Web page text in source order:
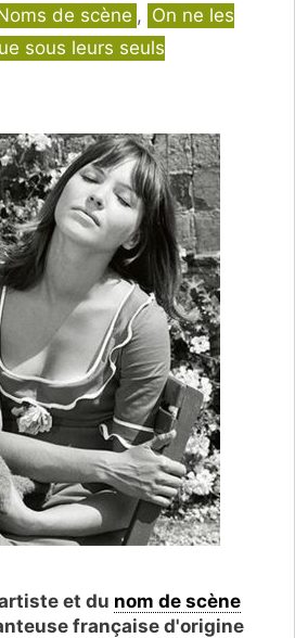
de scène , On ne les
sous leurs seuls
et du nom de scène
française d'origine